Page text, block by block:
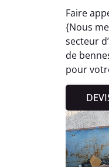
Faire
{Nous
secteur
de
pour